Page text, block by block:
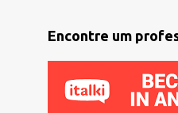
P
o
Encontre um